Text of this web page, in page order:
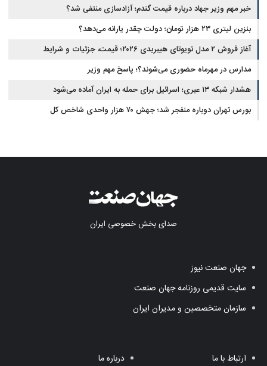
خبر مهم وزیر جهاد درباره قیمت گندم؛ آزادسازی منتفی شد؟
بنزین لیتری ۲۳ هزار تومان؛ دولت چقدر یارانه می‌دهد؟
آغاز فروش ۲ مدل تویوتای هیبریدی ۲۰۲۶؛ قیمت، جزئیات و شرایط
مدارس در مهرماه حضوری می‌شوند؟؛ پاسخ مهم وزیر
هشدار شبکه ۱۳ عبری؛ اسرائیل برای حمله به ایران آماده می‌شود
بورس تهران دوباره منفجر شد؛ جهش ۷۰ هزار واحدی شاخص کل
صدای بخش خصوصی ایران
جهان صنعت نیوز
سایت قدیمی روزنامه جهان صنعت
سازمان متخصصین و مدیران ایران
ارتباط با ما درباره ما